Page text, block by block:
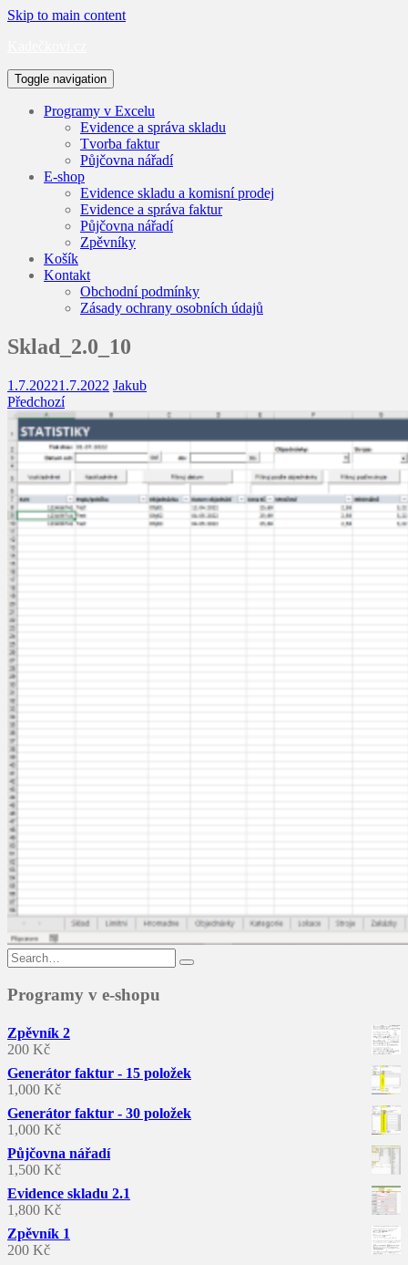
Skip to main content
Toggle navigation
Programy v Excelu
Evidence a správa skladu
Tvorba faktur
Půjčovna nářadí
E-shop
Evidence skladu a komisní prodej
Evidence a správa faktur
Půjčovna nářadí
Zpěvníky
Košík
Kontakt
Obchodní podmínky
Zásady ochrany osobních údajů
Sklad_2.0_10
1.7.20221.7.2022 Jakub
Předchozí
Search
for:
Programy v e-shopu
Zpěvník 2
200 Kč
Generátor faktur - 15 položek
1,000 Kč
Generátor faktur - 30 položek
1,000 Kč
Půjčovna nářadí
1,500 Kč
Evidence skladu 2.1
1,800 Kč
Zpěvník 1
200 Kč